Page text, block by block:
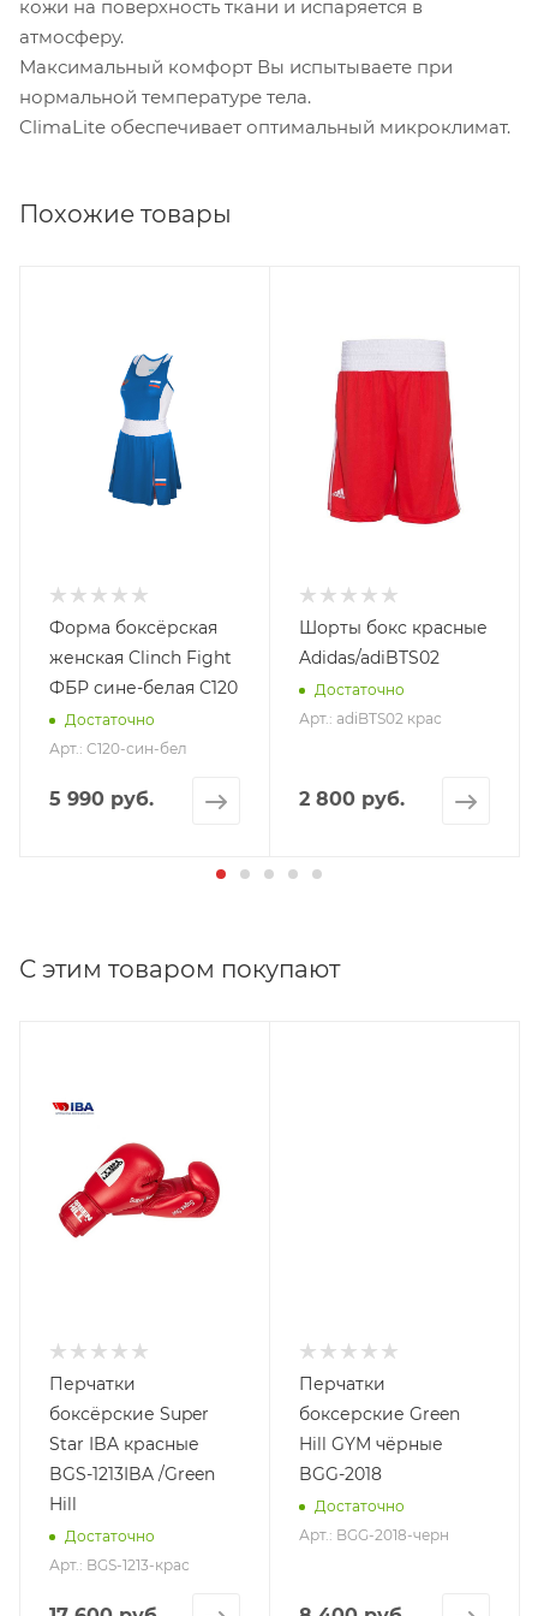
кожи на поверхность ткани и испаряется в
атмосферу.
Максимальный комфорт Вы испытываете при
нормальной температуре тела.
ClimaLite обеспечивает оптимальный микроклимат.
Похожие товары
Форма боксёрская
женская Clinch Fight
ФБР сине-белая C120
Достаточно
Арт.: C120-син-бел
5 990 руб.
Шорты бокс красные
Adidas/adiBTS02
Достаточно
Арт.: adiBTS02 крас
2 800 руб.
С этим товаром покупают
Перчатки
боксёрские Super
Star IBA красные
BGS-1213IBA /Green
Hill
Достаточно
Арт.: BGS-1213-крас
Перчатки
боксерские Green
Hill GYM чёрные
BGG-2018
Достаточно
Арт.: BGG-2018-черн